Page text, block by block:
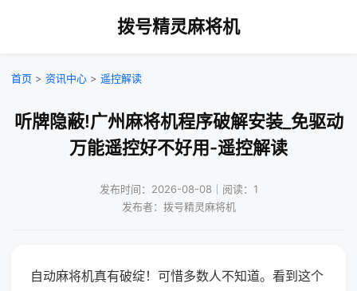
拨号精灵麻将机
首页 > 资讯中心 > 遥控解读
听牌隐蔽!广州麻将机程序破解安装_免驱动
万能遥控好不好用-遥控解读
发布时间：2026-08-08｜阅读：1
发布者：拨号精灵麻将机
自动麻将机真有破绽！可惜多数人不知道。看到这个